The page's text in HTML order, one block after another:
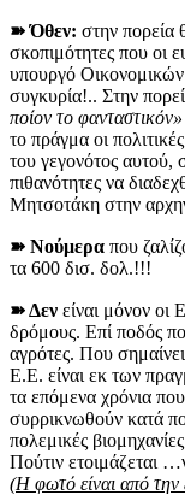
➽ Όθεν: στην πορεία
σκοπιμότητες που οι
υπουργό Οικονομικών
συγκυρία!.. Στην
ποίον το φανταστικόν»
το πράγμα οι
του γεγονότος αυτού,
πιθανότητες να
Μητσοτάκη στην
➽ Νούμερα που
τα 600 δισ. δολ.!!!
➽ Δεν είναι μόνον οι
δρόμους. Επί ποδός
αγρότες. Που
Ε.Ε. είναι εκ των
τα επόμενα χρόνια
συρρικνωθούν κατά
πολεμικές
Πούτιν ετοιμάζεται
(Η φωτό είναι από την